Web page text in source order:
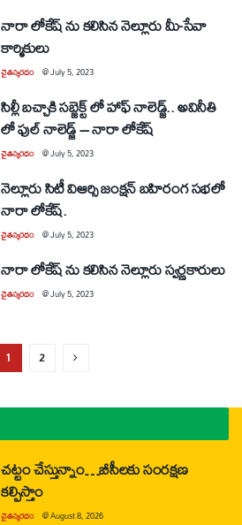
నారా లోకేష్ ను కలిసిన నెల్లూరు మీ-సేవా
కార్మికులు
చైతన్యరధం @July 5, 2023
సిల్లీ బచ్చాకి సబ్జెక్ట్ లో హాఫ్ నాలెడ్జ్.. అవినీతి
లో ఫుల్ నాలెడ్జ్ – నారా లోకేష్
చైతన్యరధం @July 5, 2023
నెల్లూరు సిటీ విఆర్సి జంక్షన్ బహిరంగ సభలో
నారా లోకేష్.
చైతన్యరధం @July 5, 2023
నారా లోకేష్ ను కలిసిన నెల్లూరు స్వర్ణకారులు
చైతన్యరధం @July 5, 2023
1 2
చట్టం చేస్తున్నాం…బీసీలకు సంరక్షణ
కల్పిస్తాం
చైతన్యరధం @August 8, 2026